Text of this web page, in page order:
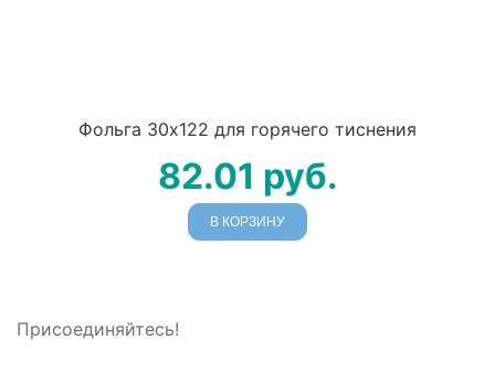
Фольга 30х122 для горячего тиснения
82.01 руб.
В КОРЗИНУ
Присоединяйтесь!